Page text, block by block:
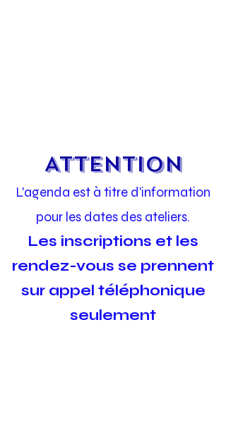
ATTENTION
L'agenda est à titre d'information
pour les dates des ateliers.
Les inscriptions et les
rendez-vous se prennent
sur appel téléphonique
seulement